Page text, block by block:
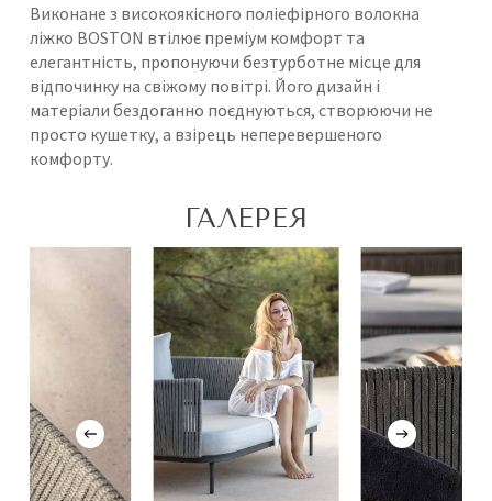
Виконане з високоякісного поліефірного волокна
ліжко BOSTON втілює преміум комфорт та
елегантність, пропонуючи безтурботне місце для
відпочинку на свіжому повітрі. Його дизайн і
матеріали бездоганно поєднуються, створюючи не
просто кушетку, а взірець неперевершеного
комфорту.
ГАЛЕРЕЯ